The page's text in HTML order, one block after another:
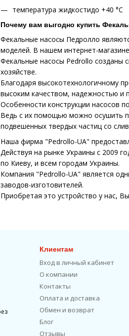
температура жидкостидо +40 °C
Почему вам выгодно купить
Фекальные насосы Педролло
моделей. В нашем интернет-
Фекальные насосы Pedrollo созданы
хозяйстве.
Благодаря высокотехнологичному
высоким качеством, надежностью и
Особенности конструкции насосов
Ведь с их помощью можно осушить
подвешенных твердых частиц со
Наша фирма "Pedrollo-UA"
Действуя на рынке Украины с 2009
по Киеву, и всем городам Украины.
Компания "Pedrollo-UA" является
заводов-изготовителей.
Приобретая это устройство у нас,
Клиентам
Вход в личный кабинет
О компании
Контакты
Оплата и доставка
Обмен и возврат
Блог
Отзывы